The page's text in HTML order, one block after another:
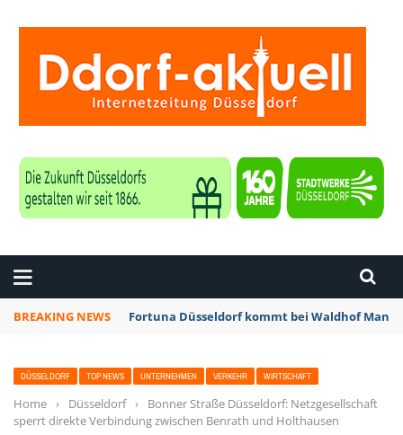
BREAKING NEWS Fortuna Düsseldorf kommt bei Waldhof
DÜSSELDORF TOP NEWS UNTERNEHMEN VERKEHR WIRTSCHAFT
Home › Düsseldorf ›
Bonner Straße Düsseldorf: Netzgesellschaft
sperrt direkte Verbindung zwischen Benrath und Holthausen